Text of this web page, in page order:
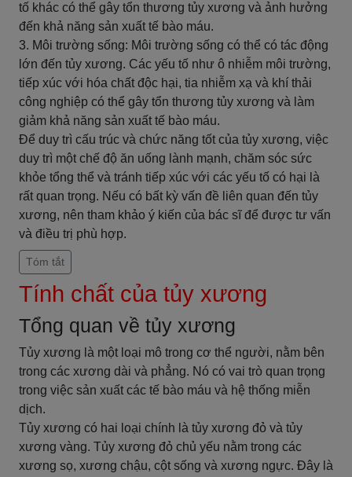
tố khác có thể gây tổn thương tủy xương và ảnh hưởng
đến khả năng sản xuất tế bào máu.
3. Môi trường sống: Môi trường sống có thể có tác động
lớn đến tủy xương. Các yếu tố như ô nhiễm môi trường,
tiếp xúc với hóa chất độc hại, tia nhiễm xạ và khí thải
công nghiệp có thể gây tổn thương tủy xương và làm
giảm khả năng sản xuất tế bào máu.
Để duy trì cấu trúc và chức năng tốt của tủy xương, việc
duy trì một chế độ ăn uống lành mạnh, chăm sóc sức
khỏe tổng thể và tránh tiếp xúc với các yếu tố có hại là
rất quan trọng. Nếu có bất kỳ vấn đề liên quan đến tủy
xương, nên tham khảo ý kiến của bác sĩ để được tư vấn
và điều trị phù hợp.
Tóm tắt
Tính chất của tủy xương
Tổng quan về tủy xương
Tủy xương là một loại mô trong cơ thể người, nằm bên
trong các xương dài và phẳng. Nó có vai trò quan trọng
trong việc sản xuất các tế bào máu và hệ thống miễn
dịch.
Tủy xương có hai loại chính là tủy xương đỏ và tủy
xương vàng. Tủy xương đỏ chủ yếu nằm trong các
xương sọ, xương chậu, cột sống và xương ngực. Đây là